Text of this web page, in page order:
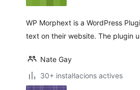
WP Morphext is a WordPress
text on their website. The plugin
Nate Gay
30+ instal·lacions actives